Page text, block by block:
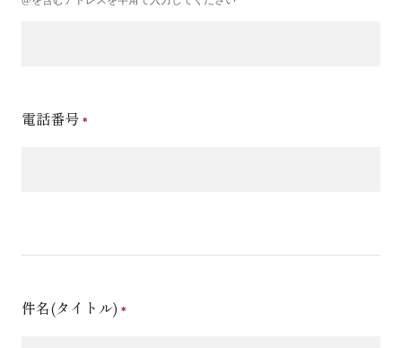
電話番号
件名(タイトル)